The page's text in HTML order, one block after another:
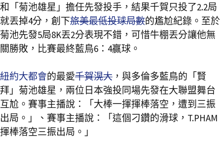
和「菊池雄星」擔任先發投手，結果千賀只投了2.2局
就丟掉4分，創下旅美最低投球局數的尷尬紀錄。至於
菊池先發5局8K丟2分表現不錯，可惜牛棚丟分讓他無
關勝敗，比賽最終藍鳥6：4贏球。
紐約大都會的最愛千賀滉大 ，與多倫多藍鳥的「賢
拜」菊池雄星，兩位日本強投同場先發在大聯盟舞台
互尬。賽事主播說：「大棒一揮揮棒落空，遭到三振
出局。」、賽事主播說：「這個刁鑽的滑球，T.PHAM
揮棒落空三振出局。」